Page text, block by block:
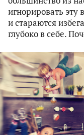
игнорировать эту
и стараются
глубоко в себе.